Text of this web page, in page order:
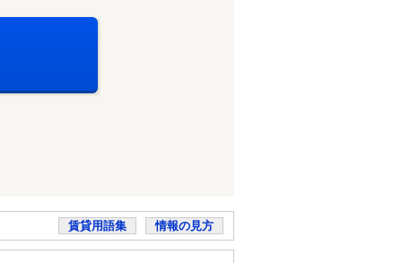
賃貸用語集 情報の見方